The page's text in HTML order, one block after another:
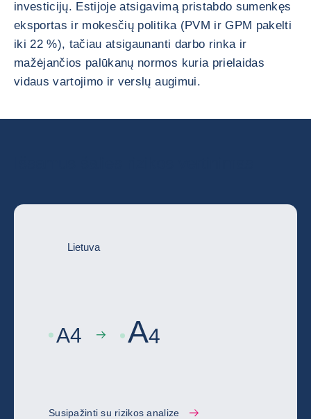
investicijų. Estijoje atsigavimą pristabdo sumenkęs
eksportas ir mokesčių politika (PVM ir GPM pakelti
iki 22 %), tačiau atsigaunanti darbo rinka ir
mažėjančios palūkanų normos kuria prielaidas
vidaus vartojimo ir verslų augimui.
Lietuva
A4 A4
Susipažinti su rizikos analize